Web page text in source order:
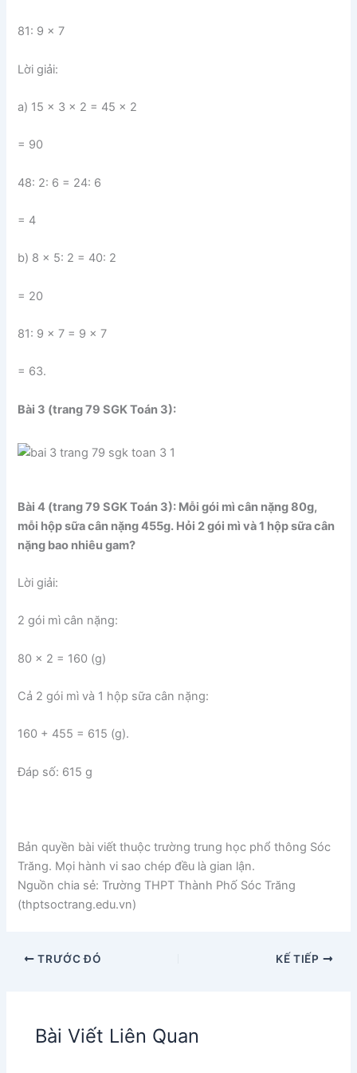
81: 9 x 7
Lời giải:
a) 15 x 3 x 2 = 45 x 2
= 90
48: 2: 6 = 24: 6
= 4
b) 8 x 5: 2 = 40: 2
= 20
81: 9 x 7 = 9 x 7
= 63.
Bài 3 (trang 79 SGK Toán 3):
Bài 4 (trang 79 SGK Toán 3): Mỗi gói mì cân nặng 80g,
mỗi hộp sữa cân nặng 455g. Hỏi 2 gói mì và 1 hộp sữa cân
nặng bao nhiêu gam?
Lời giải:
2 gói mì cân nặng:
80 x 2 = 160 (g)
Cả 2 gói mì và 1 hộp sữa cân nặng:
160 + 455 = 615 (g).
Đáp số: 615 g
Bản quyền bài viết thuộc trường trung học phổ thông Sóc
Trăng. Mọi hành vi sao chép đều là gian lận.
Nguồn chia sẻ: Trường THPT Thành Phố Sóc Trăng
(thptsoctrang.edu.vn)
TRƯỚC ĐÓ KẾ TIẾP
Bài Viết Liên Quan